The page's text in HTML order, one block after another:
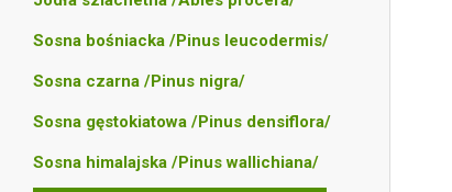
Sosna bośniacka /Pinus leucodermis/
Sosna czarna /Pinus nigra/
Sosna gęstokiatowa /Pinus densiflora/
Sosna himalajska /Pinus wallichiana/